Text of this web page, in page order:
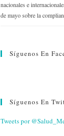
nacionales e
de mayo sobre la
Síguenos En
Síguenos En
Tweets por